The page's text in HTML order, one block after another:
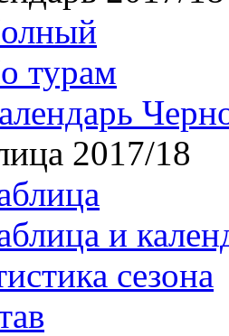
турам
2017/18
и
сезона